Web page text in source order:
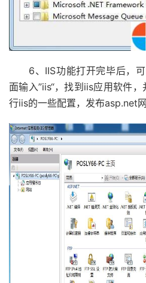
6、IIS功能打开完毕后，可
面输入”iis“，找到iis应用软件
行iis的一些配置，发布asp.net网